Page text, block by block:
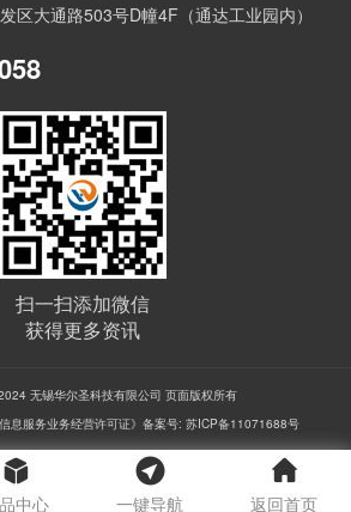
区大通路503号D幢4F（通达工业园内）
扫一扫添加微信
获得更多资讯
无锡华尔圣科技有限公司 页面版权所有
息服务业务经营许可证》备案号: 苏ICP备11071688号
中心 一键导航 返回首页